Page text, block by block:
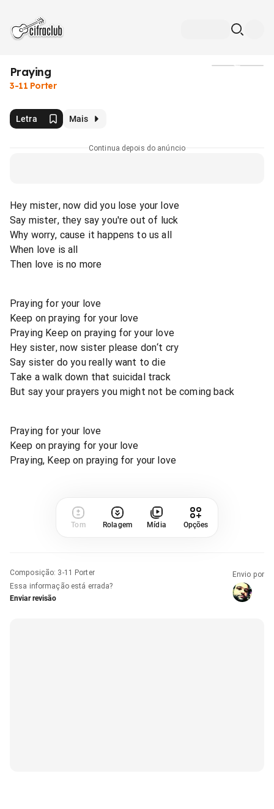
Praying
3-11 Porter
Letra Mais
Continua depois do anúncio
Hey mister, now did you lose your love
Say mister, they say you're out of luck
Why worry, cause it happens to us all
When love is all
Then love is no more
Praying for your love
Keep on praying for your love
Praying Keep on praying for your love
Hey sister, now sister please don‘t cry
Say sister do you really want to die
Take a walk down that suicidal track
But say your prayers you might not be coming back
Praying for your love
Keep on praying for your love
Praying, Keep on praying for your love
Tom Rolagem Mídia Opções
Composição: 3-11 Porter
Essa informação está errada?
Enviar revisão
Envio por